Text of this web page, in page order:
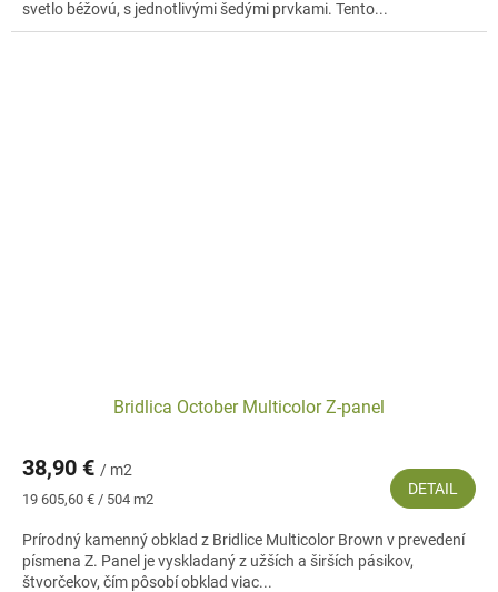
svetlo béžovú, s jednotlivými šedými prvkami. Tento...
Bridlica October Multicolor Z-panel
38,90 € / m2
Jednotková
19 605,60 € / 504 m2
DETAIL
Prírodný kamenný obklad z Bridlice Multicolor Brown v prevedení
písmena Z. Panel je vyskladaný z užších a širších pásikov,
štvorčekov, čím pôsobí obklad viac...